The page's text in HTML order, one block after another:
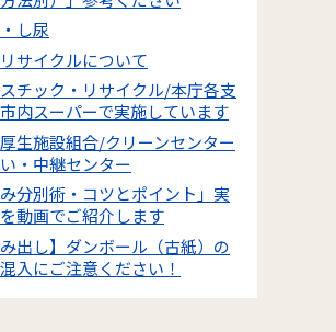
し尿
サイクルについて
チック・リサイクル/本庁各支
内スーパーで実施しています
生施設組合/クリーンセンター
・中継センター
み分別術・コツとポイント」実
動画でご紹介します
み出し】ダンボール（古紙）の
入にご注意ください！